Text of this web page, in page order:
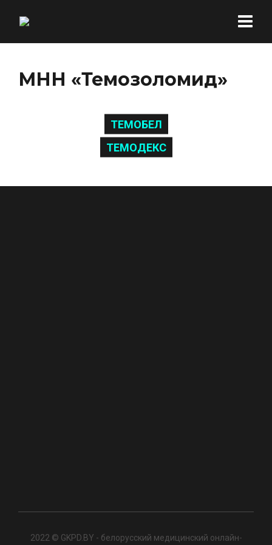
МНН «Темозоломид»
ТЕМОБЕЛ
ТЕМОДЕКС
2022 © GKPD.BY - белорусский медицинский онлайн-